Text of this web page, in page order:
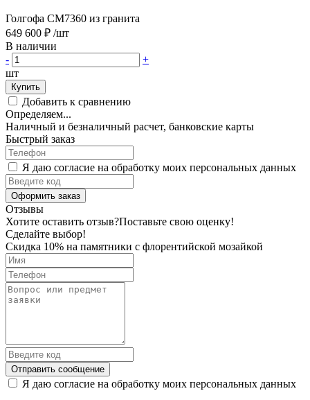
Голгофа CM7360 из гранита
649 600 ₽ /шт
В наличии
-
+
шт
Купить
Добавить к сравнению
Определяем...
Наличный и безналичный расчет, банковские карты
Быстрый заказ
Я даю согласие на обработку моих персональных данных
Оформить заказ
Отзывы
Хотите оставить отзыв?Поставьте свою оценку!
Сделайте выбор!
Скидка 10% на памятники с флорентийской мозайкой
Отправить сообщение
Я даю согласие на обработку моих персональных данных